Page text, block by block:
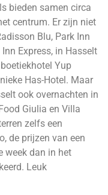
bieden samen circa
centrum. Er zijn niet
Blu, Park Inn
Express, in Hasselt
Yup
Has-Hotel. Maar
ook overnachten in
Giulia en Villa
zelfs een
de prijzen van een
week dan in het
Leuk